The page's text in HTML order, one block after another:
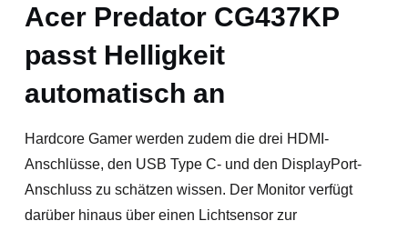
Acer Predator CG437KP
passt Helligkeit
automatisch an
Hardcore Gamer werden zudem die drei HDMI-
Anschlüsse, den USB Type C- und den DisplayPort-
Anschluss zu schätzen wissen. Der Monitor verfügt
darüber hinaus über einen Lichtsensor zur